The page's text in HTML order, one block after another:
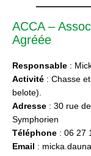
ACCA –
Agréée
Responsable :
Activité : Chasse
belote).
Adresse : 30 rue
Symphorien
Téléphone : 06 27
Email :